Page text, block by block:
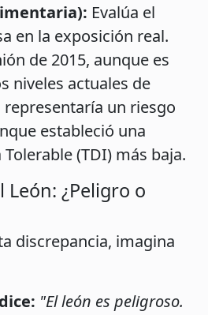
Evalúa el
en la exposición real.
de 2015, aunque es
niveles actuales de
un riesgo
estableció una
(TDI) más baja.
León: ¿Peligro o
discrepancia, imagina
"El león es peligroso.